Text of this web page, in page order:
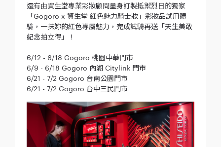
還有由資生堂專業彩妝顧問量身訂製抵禦烈日的獨家
「Gogoro x 資生堂 紅色魅力騎士妝」彩妝品試用體
驗，一抹妳的紅色專屬魅力，完成試騎再送「天生美敢
紀念拍立得」！
6/12 - 6/18 Gogoro 桃園中華門市
6/9 - 6/18 Gogoro 內湖 Citylink 門市
6/21 - 7/2 Gogoro 台南公園門市
6/21 - 7/2 Gogoro 台中三民門市